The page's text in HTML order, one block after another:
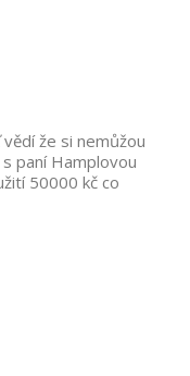
že si nemůžou
paní Hamplovou
50000 kč co